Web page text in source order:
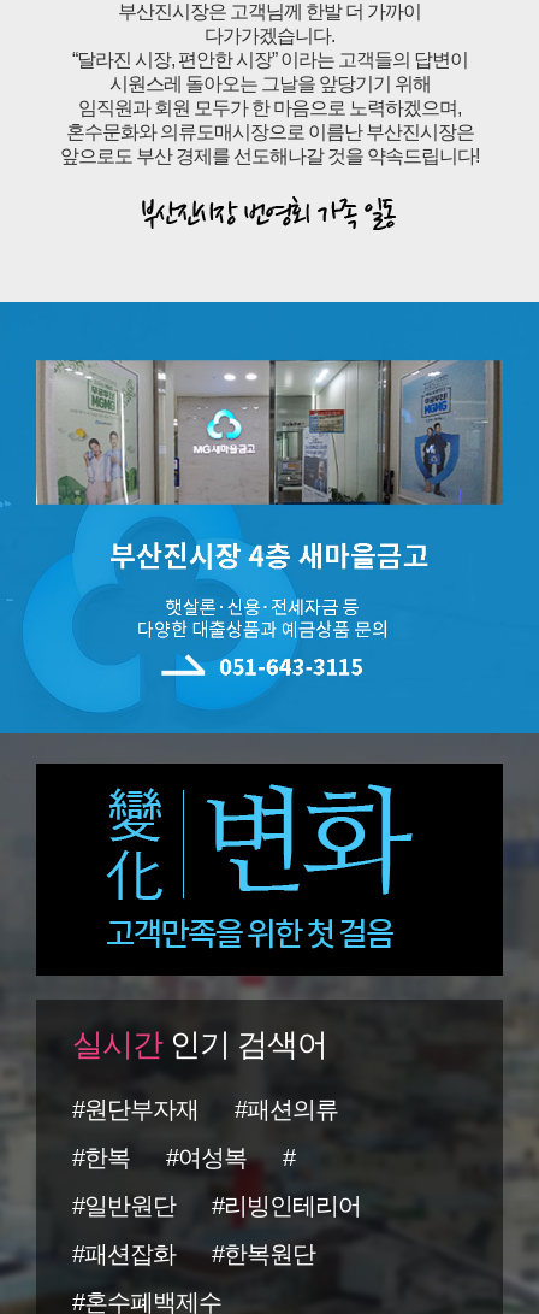
부산진시장은 고객님께 한발 더 가까이
다가가겠습니다.
“달라진 시장, 편안한 시장” 이라는 고객들의 답변이
시원스레 돌아오는 그날을 앞당기기 위해
임직원과 회원 모두가 한 마음으로 노력하겠으며,
혼수문화와 의류도매시장으로 이름난 부산진시장은
앞으로도 부산 경제를 선도해나갈 것을 약속드립니다!
실시간인기 검색어
#원단부자재
#패션의류
#한복
#여성복
#
#일반원단
#리빙인테리어
#패션잡화
#한복원단
#혼수폐백제수